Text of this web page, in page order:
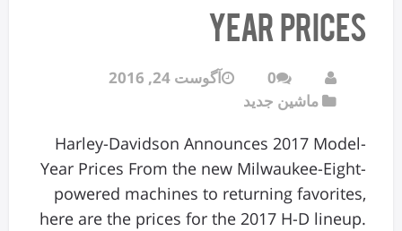
Year Prices
0
آگوست 24, 2016
ماشین جدید
Harley-Davidson Announces 2017 Model-
Year Prices From the new Milwaukee-Eight-
powered machines to returning favorites,
here are the prices for the 2017 H-D lineup.